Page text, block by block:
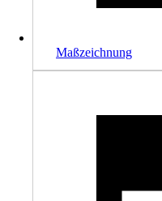
Maßzeichnung